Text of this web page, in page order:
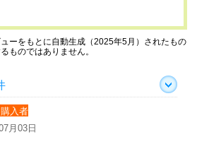
ーをもとに自動生成（2025年5月）されたもの
ものではありません。
購入者
月03日